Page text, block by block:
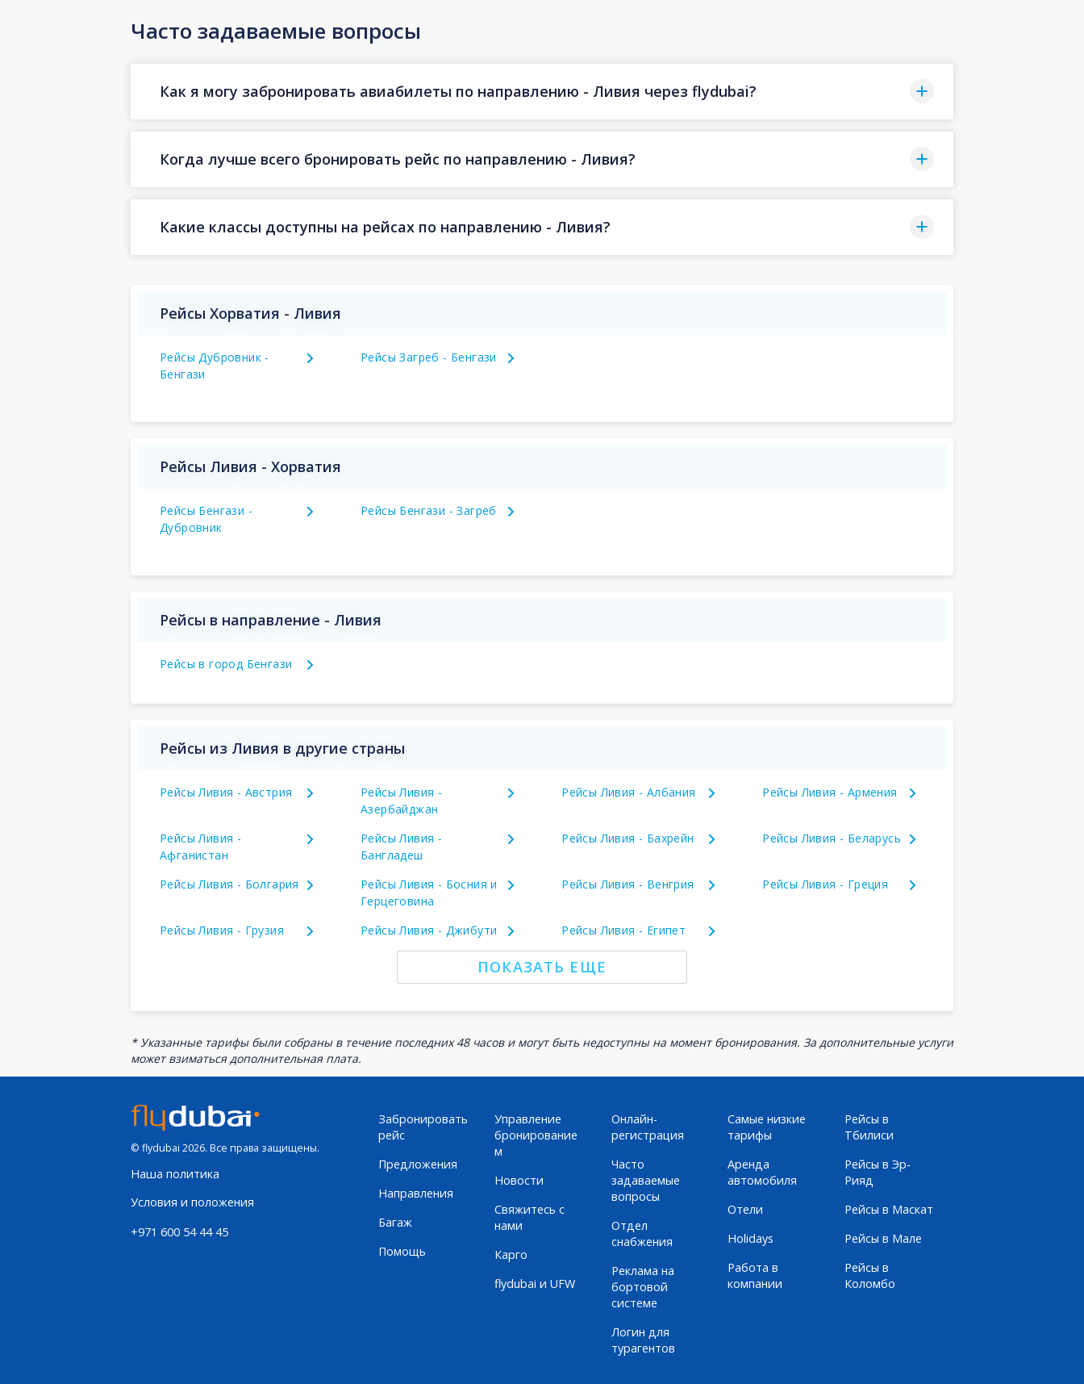
Часто задаваемые вопросы
Как я могу забронировать авиабилеты по направлению - Ливия через flydubai?
Когда лучше всего бронировать рейс по направлению - Ливия?
Какие классы доступны на рейсах по направлению - Ливия?
Рейсы Хорватия - Ливия
Рейсы Дубровник -
Бенгази
Рейсы Загреб - Бенгази
Рейсы Ливия - Хорватия
Рейсы Бенгази -
Дубровник
Рейсы Бенгази - Загреб
Рейсы в направление - Ливия
Рейсы в город Бенгази
Рейсы из Ливия в другие страны
Рейсы Ливия - Австрия
Рейсы Ливия -
Азербайджан
Рейсы Ливия - Албания Рейсы Ливия - Армения
Рейсы Ливия -
Афганистан
Рейсы Ливия -
Бангладеш
Рейсы Ливия - Бахрейн Рейсы Ливия - Беларусь
Рейсы Ливия - Болгария
Рейсы Ливия - Босния и
Герцеговина
Рейсы Ливия - Венгрия Рейсы Ливия - Греция
Рейсы Ливия - Грузия Рейсы Ливия - Джибути Рейсы Ливия - Египет
ПОКАЗАТЬ ЕЩЕ
* Указанные тарифы были собраны в течение последних 48 часов и могут быть недоступны на момент бронирования. За дополнительные услуги
может взиматься дополнительная плата.
© flydubai 2026. Все права защищены.
Наша политика
Условия и положения
+971 600 54 44 45
Забронировать
рейс
Предложения
Направления
Багаж
Помощь
Управление
бронирование
м
Новости
Свяжитесь с
нами
Карго
flydubai и UFW
Онлайн-
регистрация
Часто
задаваемые
вопросы
Отдел
снабжения
Реклама на
бортовой
системе
Логин для
турагентов
Самые низкие
тарифы
Аренда
автомобиля
Отели
Holidays
Работа в
компании
Рейсы в
Тбилиси
Рейсы в Эр-
Рияд
Рейсы в Маскат
Рейсы в Мале
Рейсы в
Коломбо